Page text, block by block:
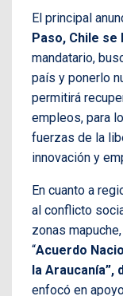
El principal
Paso, Chile se
mandatario,
país y ponerlo
permitirá
empleos, para
fuerzas de la
innovación y
En cuanto a
al conflicto
zonas
“Acuerdo
la
enfocó en